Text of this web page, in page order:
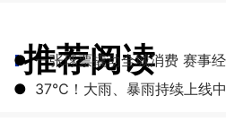
推荐阅读
● 一张球票撬动全城消费 赛事
●